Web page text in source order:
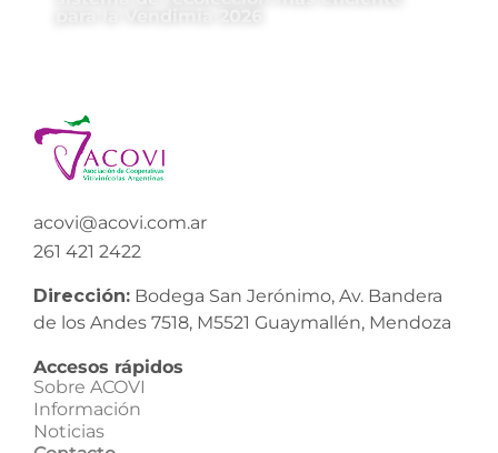
acovi@acovi.com.ar
261 421 2422
Dirección: Bodega San Jerónimo, Av. Bandera
de los Andes 7518, M5521 Guaymallén, Mendoza
Accesos rápidos
Sobre ACOVI
Información
Noticias